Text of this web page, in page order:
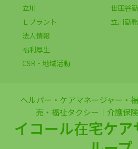
立川
Ｌプラント
法人情報
福利厚生
CSR・地域活動
世田谷
立川勤務
ヘルパー・ケアマネージャー・
売・福祉タクシー｜介護保
イコール在宅ケ